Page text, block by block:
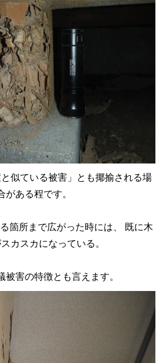
似ている被害」とも揶揄される場
がある程です。
箇所まで広がった時には、
既に木
カスカになっている。
被害の特徴とも言えます。